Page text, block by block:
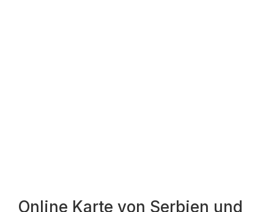
Online Karte von Serbien und